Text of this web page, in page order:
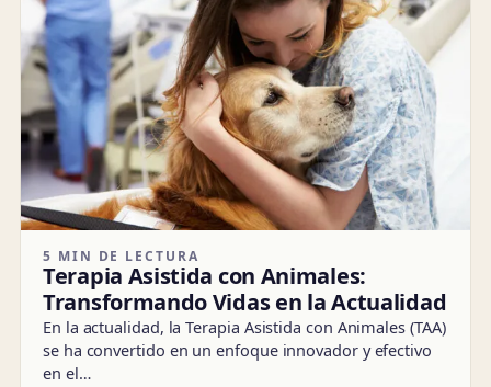
5 MIN DE LECTURA
Terapia Asistida con Animales:
Transformando Vidas en la Actualidad
En la actualidad, la Terapia Asistida con Animales (TAA)
se ha convertido en un enfoque innovador y efectivo
en el…